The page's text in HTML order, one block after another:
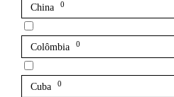
China 0
Colômbia 0
Cuba 0